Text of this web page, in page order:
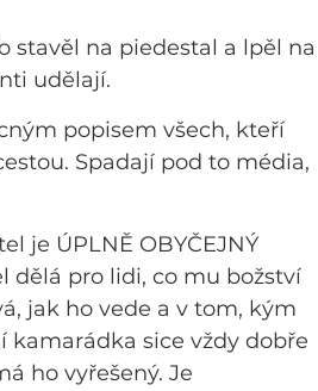
stavěl na piedestal a lpěl na
udělají.
popisem všech, kteří
Spadají pod to média,
je ÚPLNĚ OBYČEJNÝ
dělá pro lidi, co mu božství
jak ho vede a v tom, kým
kamarádka sice vždy dobře
ho vyřešený. Je